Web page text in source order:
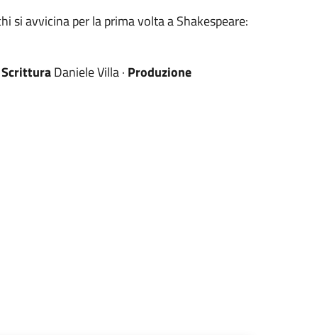
si avvicina per la prima volta a Shakespeare:
ScritturaDaniele Villa · Produzione